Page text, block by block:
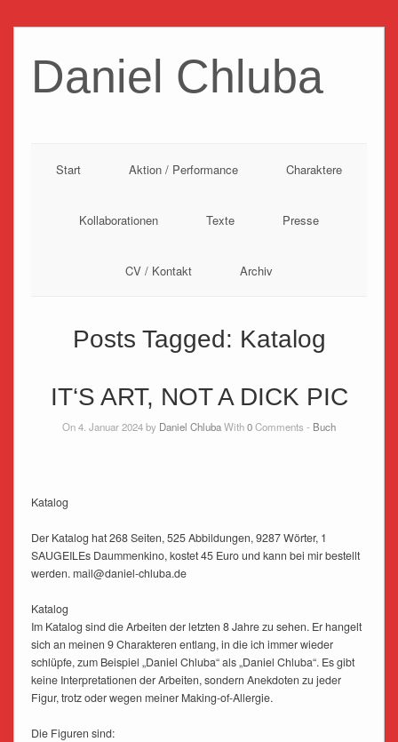
Daniel Chluba
Start Aktion / Performance Charaktere
Kollaborationen Texte Presse
CV / Kontakt Archiv
Posts Tagged: Katalog
IT‘S ART, NOT A DICK PIC
On 4. Januar 2024 by Daniel ChlubaWith0Comments - Buch
Katalog
Der Katalog hat 268 Seiten, 525 Abbildungen, 9287 Wörter, 1
SAUGEILEs Daummenkino, kostet 45 Euro und kann bei mir bestellt
werden. mail@daniel-chluba.de
Katalog
Im Katalog sind die Arbeiten der letzten 8 Jahre zu sehen. Er hangelt
sich an meinen 9 Charakteren entlang, in die ich immer wieder
schlüpfe, zum Beispiel „Daniel Chluba“ als „Daniel Chluba“. Es gibt
keine Interpretationen der Arbeiten, sondern Anekdoten zu jeder
Figur, trotz oder wegen meiner Making-of-Allergie.
Die Figuren sind: